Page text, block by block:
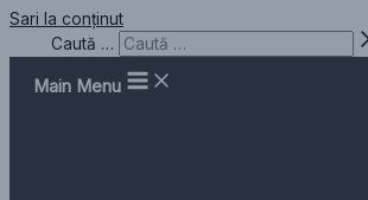
Sari la conținut
Caută …
Main Menu